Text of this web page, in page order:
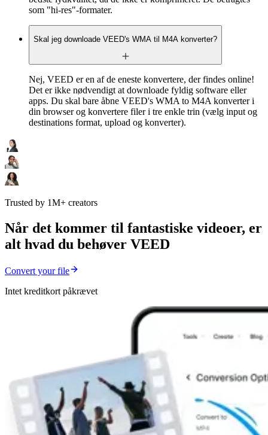
som "hi-res"-formater.
Skal jeg downloade VEED's WMA til M4A konverter?
Nej, VEED er en af de eneste konvertere, der findes online!
Det er ikke nødvendigt at downloade fyldig software eller
apps. Du skal bare åbne VEED's WMA to M4A konverter i
din browser og konvertere filer i tre enkle trin (vælg input og
destinations format, upload og konverter).
Trusted by 1M+ creators
Når det kommer til fantastiske videoer, er
alt hvad du behøver VEED
Convert your file
Intet kreditkort påkrævet